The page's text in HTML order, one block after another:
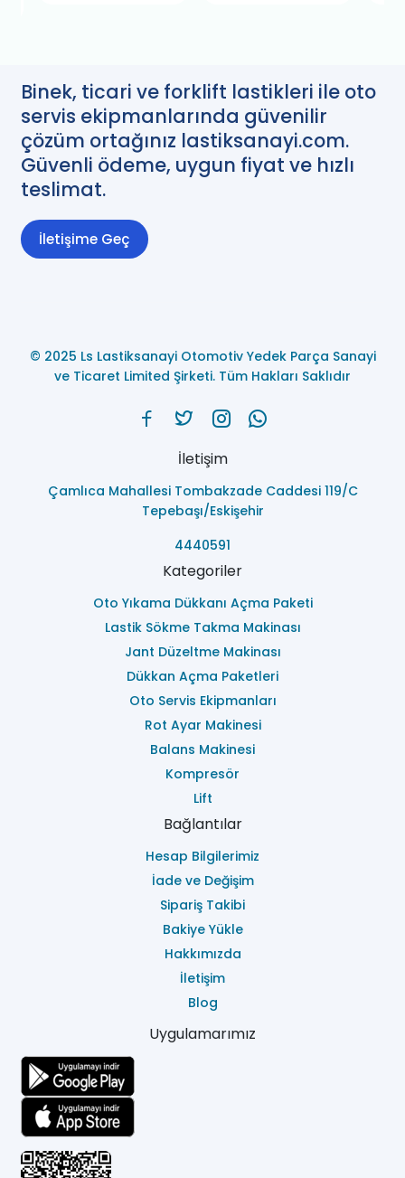
Binek, ticari ve forklift lastikleri ile oto
servis ekipmanlarında güvenilir
çözüm ortağınız lastiksanayi.com.
Güvenli ödeme, uygun fiyat ve hızlı
teslimat.
İletişime Geç
© 2025 Ls Lastiksanayi Otomotiv Yedek Parça Sanayi
ve Ticaret Limited Şirketi. Tüm Hakları Saklıdır
İletişim
Çamlıca Mahallesi Tombakzade Caddesi 119/C
Tepebaşı/Eskişehir
4440591
Kategoriler
Oto Yıkama Dükkanı Açma Paketi
Lastik Sökme Takma Makinası
Jant Düzeltme Makinası
Dükkan Açma Paketleri
Oto Servis Ekipmanları
Rot Ayar Makinesi
Balans Makinesi
Kompresör
Lift
Bağlantılar
Hesap Bilgilerimiz
İade ve Değişim
Sipariş Takibi
Bakiye Yükle
Hakkımızda
İletişim
Blog
Uygulamarımız